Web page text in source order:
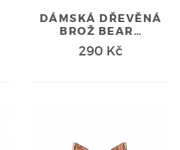
DÁMSKÁ DŘEVĚNÁ
BROŽ BEAR…
290 Kč